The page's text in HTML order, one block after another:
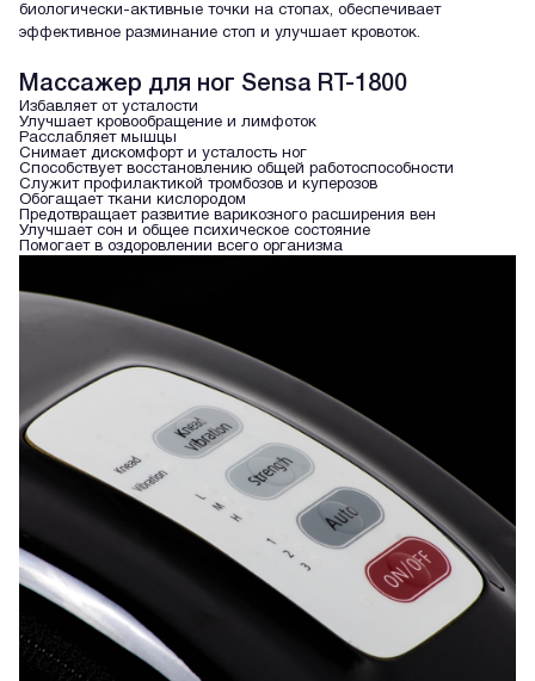
биологически-активные точки на стопах, обеспечивает
эффективное разминание стоп и улучшает кровоток.
Массажер для ног Sensa RT-1800
Избавляет от усталости
Улучшает кровообращение и лимфоток
Расслабляет мышцы
Снимает дискомфорт и усталость ног
Способствует восстановлению общей работоспособности
Служит профилактикой тромбозов и куперозов
Обогащает ткани кислородом
Предотвращает развитие варикозного расширения вен
Улучшает сон и общее психическое состояние
Помогает в оздоровлении всего организма